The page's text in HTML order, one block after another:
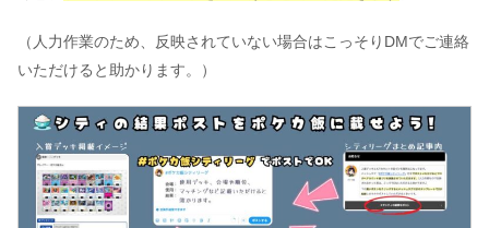
（人力作業のため、反映されていない場合はこっそりDMでご連絡
いただけると助かります。）